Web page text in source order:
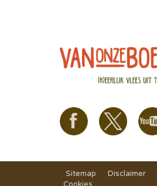
Sitemap Disclaimer
Cookies